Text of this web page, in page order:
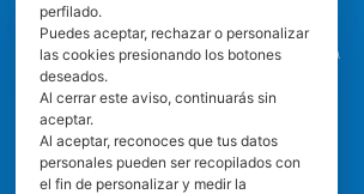
GUÍA DEL FILTRO
CENTROS DE ASISTENCIA
NEWS
CARRERA
GRADUADAS
perfilado.
Puedes aceptar, rechazar o personalizar
las cookies presionando los botones
deseados.
Al cerrar este aviso, continuarás sin
aceptar.
Al aceptar, reconoces que tus datos
personales pueden ser recopilados con
el fin de personalizar y medir la